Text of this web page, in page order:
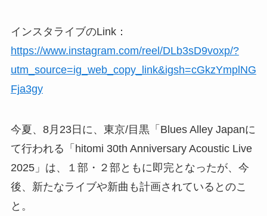
インスタライブのLink：
https://www.instagram.com/reel/DLb3sD9voxp/?
utm_source=ig_web_copy_link&igsh=cGkzYmplNG
Fja3gy
今夏、8月23日に、東京/目黒「Blues Alley Japanに
て行われる「hitomi 30th Anniversary Acoustic Live
2025」は、１部・２部ともに即完となったが、今
後、新たなライブや新曲も計画されているとのこ
と。